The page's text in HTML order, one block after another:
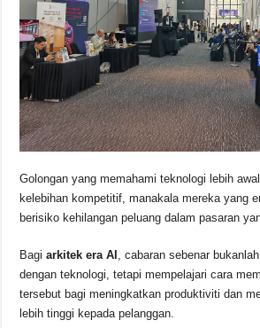
Golongan yang memahami teknologi lebih
kelebihan kompetitif, manakala mereka yang
berisiko kehilangan peluang dalam pasaran
Bagiarkitek era AI , cabaran sebenar
dengan teknologi, tetapi mempelajari cara
tersebut bagi meningkatkan produktiviti dan
lebih tinggi kepada pelanggan.